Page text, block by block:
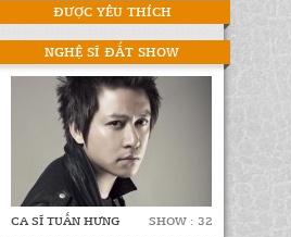
ĐƯỢC YÊU THÍCH
NGHỆ SĨ ĐẮT SHOW
CA SĨ TUẤN HƯNG SHOW : 32